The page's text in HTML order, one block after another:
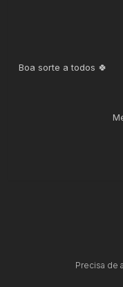
Boa sorte a todos 🍀
Precisa de